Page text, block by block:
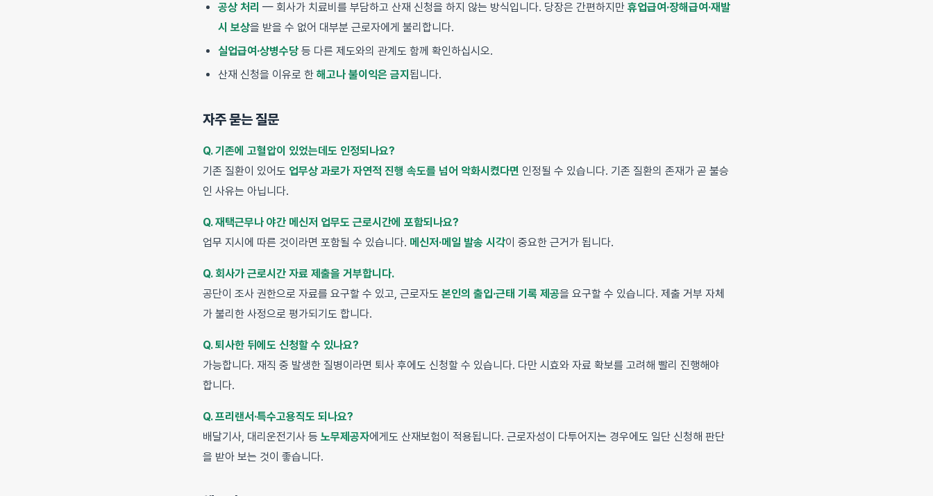
공상 처리 — 회사가 치료비를 부담하고 산재 신청을 하지 않는 방식입니다. 당장은 간편하지만 휴업급여·장해급여·재발
시 보상을 받을 수 없어 대부분 근로자에게 불리합니다.
실업급여·상병수당 등 다른 제도와의 관계도 함께 확인하십시오.
산재 신청을 이유로 한 해고나 불이익은 금지 됩니다.
자주 묻는 질문
Q. 기존에 고혈압이 있었는데도 인정되나요?
기존 질환이 있어도 업무상 과로가 자연적 진행 속도를 넘어 악화시켰다면 인정될 수 있습니다. 기존 질환의 존재가 곧 불승
인 사유는 아닙니다.
Q. 재택근무나 야간 메신저 업무도 근로시간에 포함되나요?
업무 지시에 따른 것이라면 포함될 수 있습니다. 메신저·메일 발송 시각이 중요한 근거가 됩니다.
Q. 회사가 근로시간 자료 제출을 거부합니다.
공단이 조사 권한으로 자료를 요구할 수 있고, 근로자도 본인의 출입·근태 기록 제공을 요구할 수 있습니다. 제출 거부 자체
가 불리한 사정으로 평가되기도 합니다.
Q. 퇴사한 뒤에도 신청할 수 있나요?
가능합니다. 재직 중 발생한 질병이라면 퇴사 후에도 신청할 수 있습니다. 다만 시효와 자료 확보를 고려해 빨리 진행해야
합니다.
Q. 프리랜서·특수고용직도 되나요?
배달기사, 대리운전기사 등 노무제공자에게도 산재보험이 적용됩니다. 근로자성이 다투어지는 경우에도 일단 신청해 판단
을 받아 보는 것이 좋습니다.